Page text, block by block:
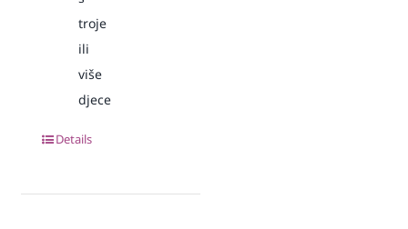
troje
ili
više
djece
Details